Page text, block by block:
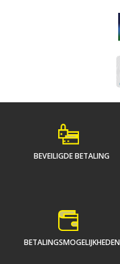
BEVEILIGDE BETALING
BETALINGSMOGELIJKHEDEN